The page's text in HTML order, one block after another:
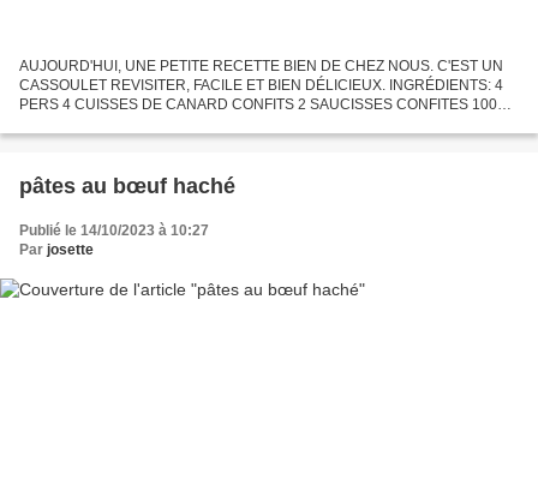
AUJOURD'HUI, UNE PETITE RECETTE BIEN DE CHEZ NOUS. C'EST UN
CASSOULET REVISITER, FACILE ET BIEN DÉLICIEUX. INGRÉDIENTS: 4
PERS 4 CUISSES DE CANARD CONFITS 2 SAUCISSES CONFITES 100GR
BOITE MOYENNE...
pâtes au bœuf haché
Publié le 14/10/2023 à 10:27
Par josette